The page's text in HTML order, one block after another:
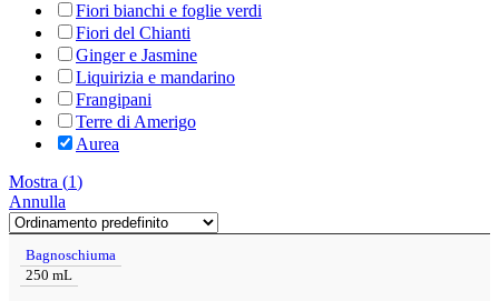
Fiori bianchi e foglie verdi
Fiori del Chianti
Ginger e Jasmine
Liquirizia e mandarino
Frangipani
Terre di Amerigo
Aurea
Mostra (1)
Annulla
Bagnoschiuma
250 mL